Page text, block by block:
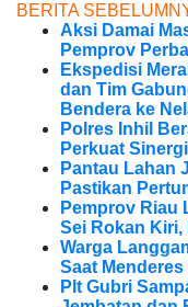
BERITA
Aksi Damai
Pemprov
Ekspedisi
dan Tim
Bendera ke
Polres Inhil
Perkuat
Pantau Lahan
Pastikan
Pemprov Riau
Sei Rokan
Warga
Saat Menderes
Plt Gubri